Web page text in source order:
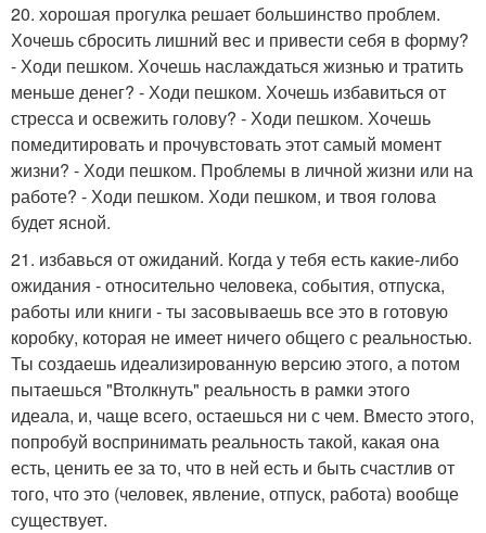
20. хорошая прогулка решает большинство проблем.
Хочешь сбросить лишний вес и привести себя в форму?
- Ходи пешком. Хочешь наслаждаться жизнью и тратить
меньше денег? - Ходи пешком. Хочешь избавиться от
стресса и освежить голову? - Ходи пешком. Хочешь
помедитировать и прочувстовать этот самый момент
жизни? - Ходи пешком. Проблемы в личной жизни или на
работе? - Ходи пешком. Ходи пешком, и твоя голова
будет ясной.
21. избавься от ожиданий. Когда у тебя есть какие-либо
ожидания - относительно человека, события, отпуска,
работы или книги - ты засовываешь все это в готовую
коробку, которая не имеет ничего общего с реальностью.
Ты создаешь идеализированную версию этого, а потом
пытаешься "Втолкнуть" реальность в рамки этого
идеала, и, чаще всего, остаешься ни с чем. Вместо этого,
попробуй воспринимать реальность такой, какая она
есть, ценить ее за то, что в ней есть и быть счастлив от
того, что это (человек, явление, отпуск, работа) вообще
существует.